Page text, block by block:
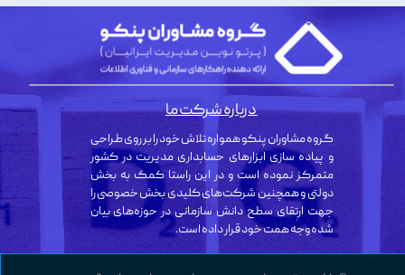
گروه مشاوران پنکو همواره تلاش خود را بر روی طراحی
و پیاده سازی ابزارهای حسابداری مدیریت در کشور
متمرکز نموده است و در این راستا کمک به بخش
دولتی و همچنین شرکت‌های کلیدی بخش خصوصی را
جهت ارتقای سطح دانش سازمانی در حوزه‌های بیان
شده وجه همت خود قرار داده است.
درباره شرکت ما